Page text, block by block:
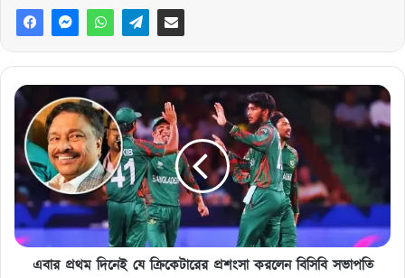
এবার
প্রথম
দিনেই
যে
ক্রিকেটারের
প্রশংসা
করলেন
বিসিবি
সভাপতি
এবার প্রথম দিনেই যে ক্রিকেটারের প্রশংসা করলেন বিসিবি সভাপতি